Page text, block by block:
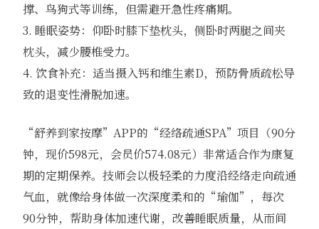
撑、鸟狗式等训练，但需避开急性疼痛期。
3. 睡眠姿势：仰卧时膝下垫枕头，侧卧时两腿之间夹
枕头，减少腰椎受力。
4. 饮食补充：适当摄入钙和维生素D，预防骨质疏松导
致的退变性滑脱加速。
“舒养到家按摩”APP的“经络疏通SPA”项目（90分
钟，现价598元，会员价574.08元）非常适合作为康复
期的定期保养。技师会以极轻柔的力度沿经络走向疏通
气血，就像给身体做一次深度柔和的“瑜伽”，每次
90分钟，帮助身体加速代谢，改善睡眠质量，从而间